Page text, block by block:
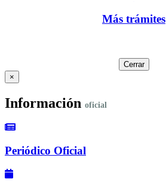
Más trámites
Cerrar
×
Información oficial
Periódico Oficial